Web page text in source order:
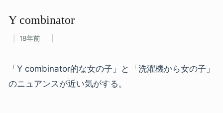
Y combinator
18年前
「Y combinator的な女の子」と「洗濯機から女の子」
のニュアンスが近い気がする。